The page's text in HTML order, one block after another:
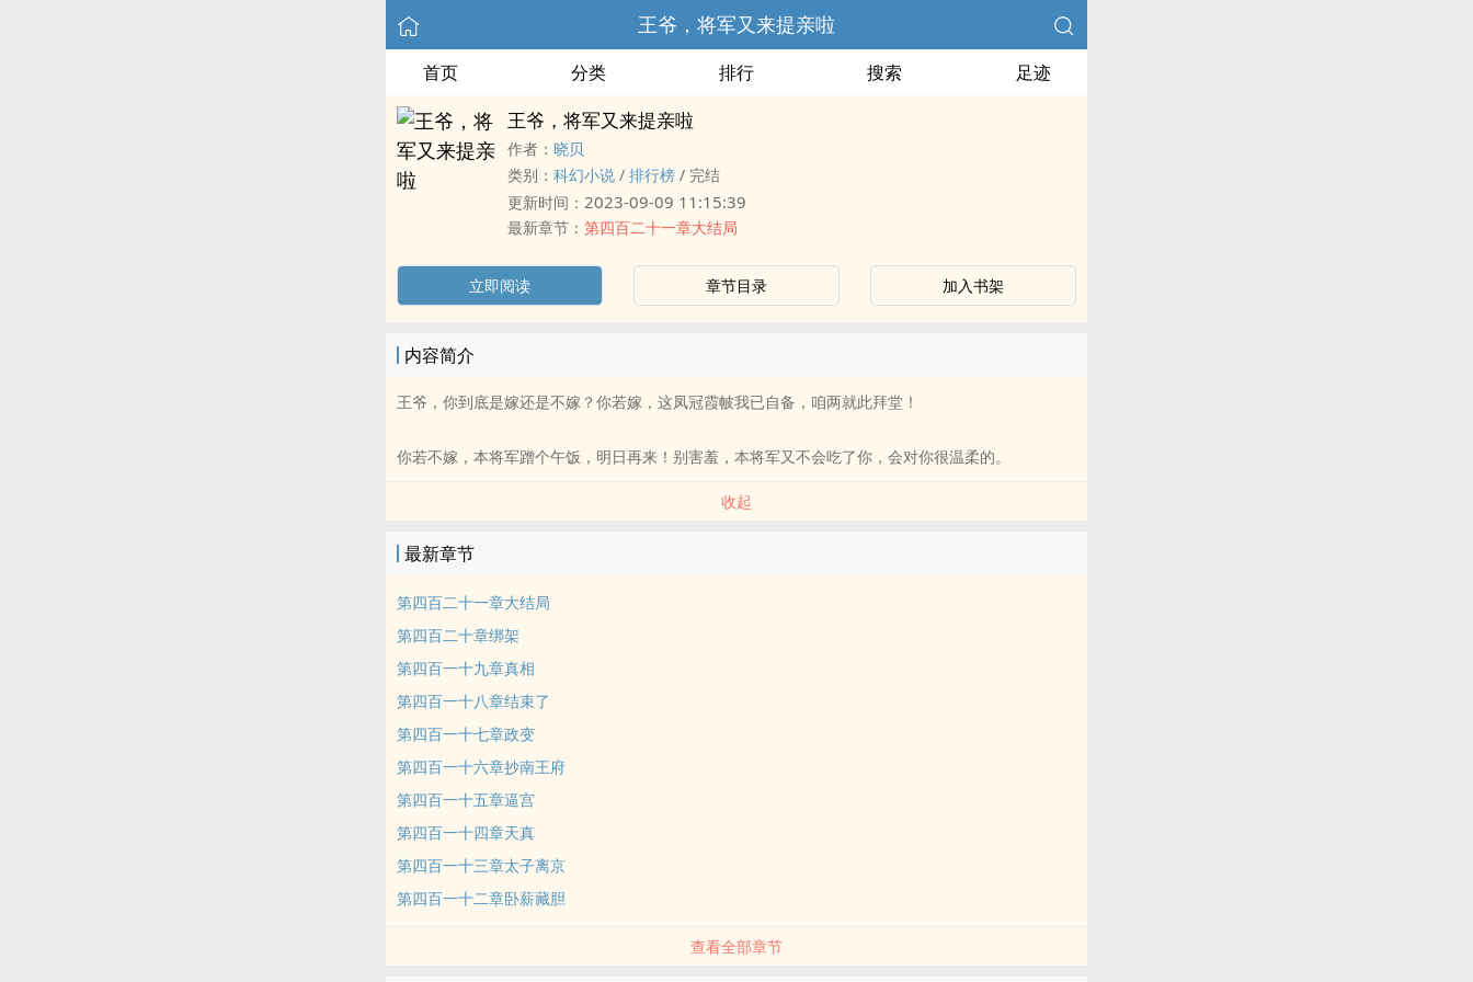
王爷，将军又来提亲啦
首页 分类 排行 搜索 足迹
王爷，将军又来提亲啦
作者： 晓贝
类别： 科幻小说 / 排行榜 / 完结
更新时间： 2023-09-09 11:15:39
最新章节： 第四百二十一章大结局
立即阅读 章节目录 加入书架
内容简介
王爷，你到底是嫁还是不嫁？你若嫁，这凤冠霞帔我已自备，咱两就此拜堂！
你若不嫁，本将军蹭个午饭，明日再来！别害羞，本将军又不会吃了你，会对你很温柔的。
收起
最新章节
第四百二十一章大结局
第四百二十章绑架
第四百一十九章真相
第四百一十八章结束了
第四百一十七章政变
第四百一十六章抄南王府
第四百一十五章逼宫
第四百一十四章天真
第四百一十三章太子离京
第四百一十二章卧薪藏胆
查看全部章节